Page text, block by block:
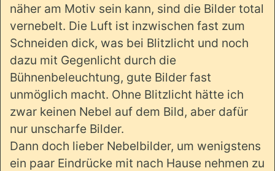
näher am Motiv sein kann, sind die Bilder total
vernebelt. Die Luft ist inzwischen fast zum
Schneiden dick, was bei Blitzlicht und noch
dazu mit Gegenlicht durch die
Bühnenbeleuchtung, gute Bilder fast
unmöglich macht. Ohne Blitzlicht hätte ich
zwar keinen Nebel auf dem Bild, aber dafür
nur unscharfe Bilder.
Dann doch lieber Nebelbilder, um wenigstens
ein paar Eindrücke mit nach Hause nehmen zu